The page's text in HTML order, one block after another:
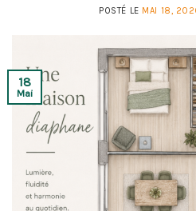
POSTÉ LE MAI 18,
18
Mai